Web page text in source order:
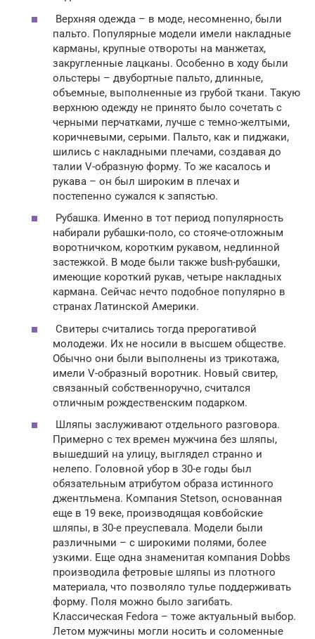
Верхняя одежда – в моде, несомненно, были
пальто. Популярные модели имели накладные
карманы, крупные отвороты на манжетах,
закругленные лацканы. Особенно в ходу были
ольстеры – двубортные пальто, длинные,
объемные, выполненные из грубой ткани. Такую
верхнюю одежду не принято было сочетать с
черными перчатками, лучше с темно-желтыми,
коричневыми, серыми. Пальто, как и пиджаки,
шились с накладными плечами, создавая до
талии V-образную форму. То же касалось и
рукава – он был широким в плечах и
постепенно сужался к запястью.
Рубашка. Именно в тот период популярность
набирали рубашки-поло, со стояче-отложным
воротничком, коротким рукавом, недлинной
застежкой. В моде были также bush-рубашки,
имеющие короткий рукав, четыре накладных
кармана. Сейчас нечто подобное популярно в
странах Латинской Америки.
Свитеры считались тогда прерогативой
молодежи. Их не носили в высшем обществе.
Обычно они были выполнены из трикотажа,
имели V-образный воротник. Новый свитер,
связанный собственноручно, считался
отличным рождественским подарком.
Шляпы заслуживают отдельного разговора.
Примерно с тех времен мужчина без шляпы,
вышедший на улицу, выглядел странно и
нелепо. Головной убор в 30-е годы был
обязательным атрибутом образа истинного
джентльмена. Компания Stetson, основанная
еще в 19 веке, производящая ковбойские
шляпы, в 30-е преуспевала. Модели были
различными – с широкими полями, более
узкими. Еще одна знаменитая компания Dobbs
производила фетровые шляпы из плотного
материала, что позволяло тулье поддерживать
форму. Поля можно было загибать.
Классическая Fedora – тоже актуальный выбор.
Летом мужчины могли носить и соломенные